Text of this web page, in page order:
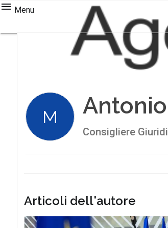
Menu
M
Consigliere
Articoli dell'autore